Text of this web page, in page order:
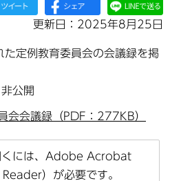
更新日：2025年8月25日
定例教育委員会の会議録を掲
公開
会会議録（PDF：277KB）
くには、Adobe Acrobat
）が必要です。